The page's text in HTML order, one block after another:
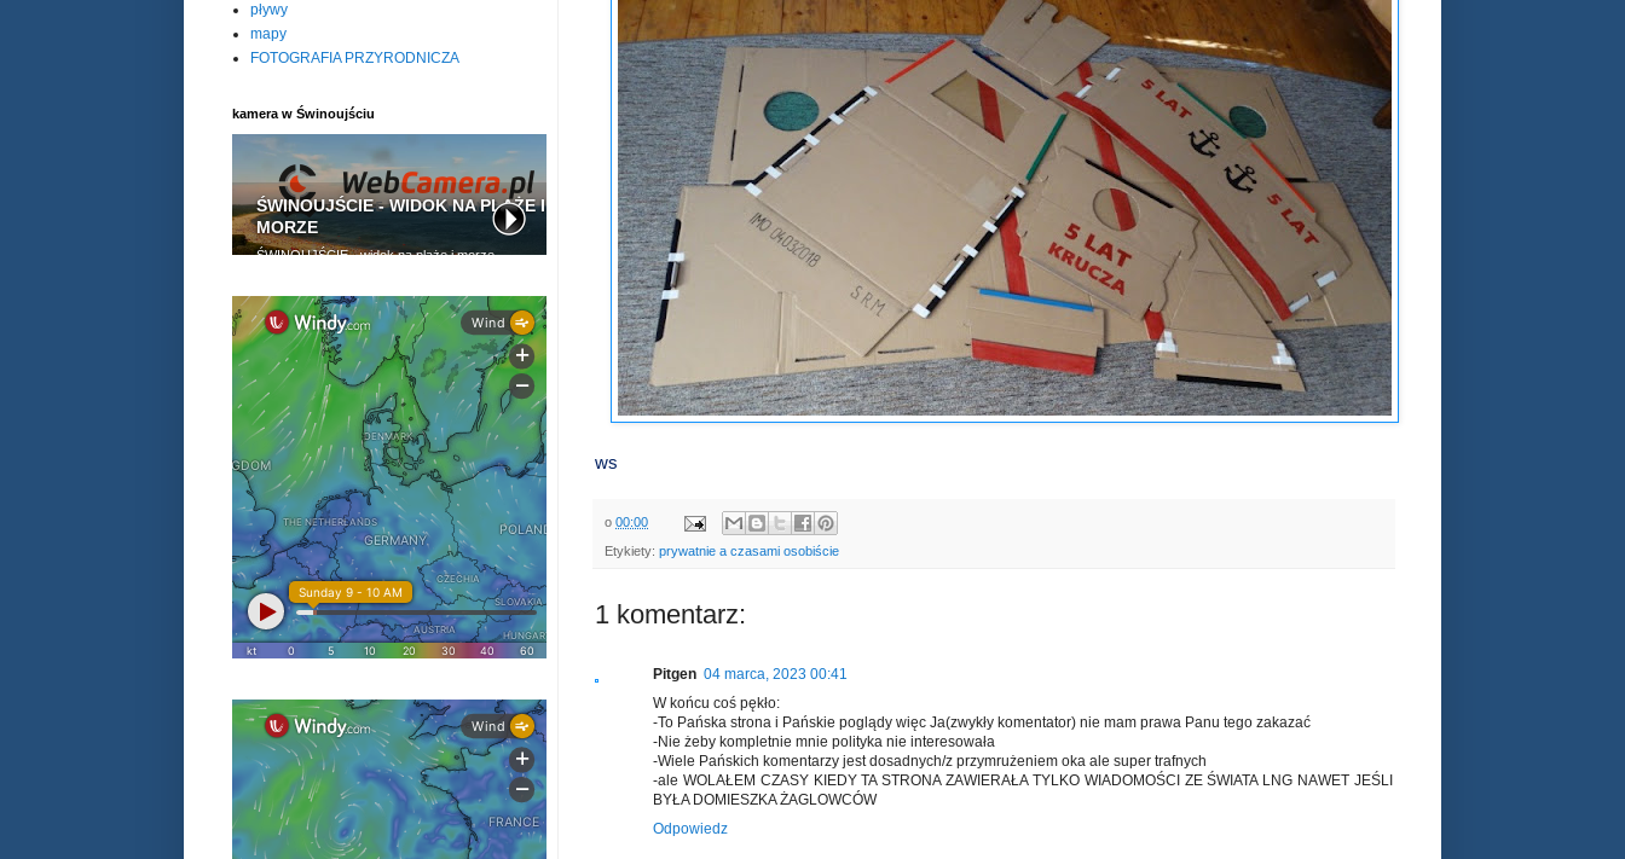
ws
o 00:00
Etykiety: prywatnie a czasami osobiście
1 komentarz:
Pitgen 04 marca, 2023 00:41
W końcu coś pękło:
-To Pańska strona i Pańskie poglądy więc Ja(zwykły komentator) nie mam prawa Panu tego zakazać
-Nie żeby kompletnie mnie polityka nie interesowała
-Wiele Pańskich komentarzy jest dosadnych/z przymrużeniem oka ale super trafnych
-ale WOLAŁEM CZASY KIEDY TA STRONA ZAWIERAŁA TYLKO WIADOMOŚCI ZE ŚWIATA LNG NAWET JEŚLI
BYŁA DOMIESZKA ŻAGLOWCÓW
Odpowiedz
pływy
mapy
FOTOGRAFIA PRZYRODNICZA
kamera w Świnoujściu